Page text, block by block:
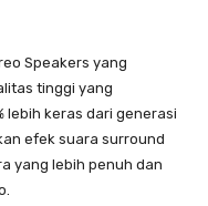
Speakers yang
tinggi yang
lebih keras dari generasi
efek suara surround
yang lebih penuh dan